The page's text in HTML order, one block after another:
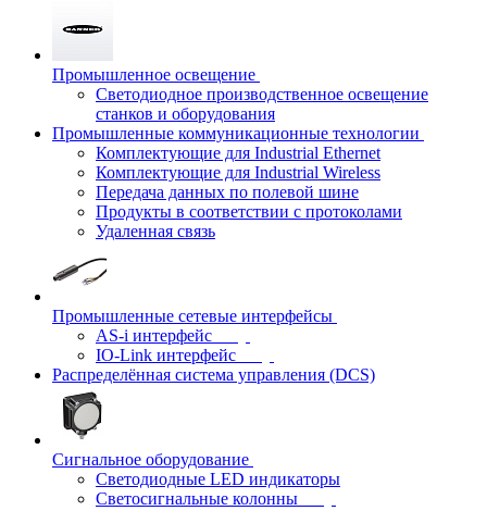
Промышленное освещение
Светодиодное производственное освещение
станков и оборудования
Промышленные коммуникационные технологии
Комплектующие для Industrial Ethernet
Комплектующие для Industrial Wireless
Передача данных по полевой шине
Продукты в соответствии с протоколами
Удаленная связь
Промышленные сетевые интерфейсы
AS-i интерфейс
IO-Link интерфейс
Распределённая система управления (DCS)
Сигнальное оборудование
Светодиодные LED индикаторы
Светосигнальные колонны